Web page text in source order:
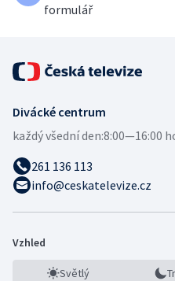
formulář
Divácké centrum
každý všední den:8:00—16:00
261 136 113
info@ceskatelevize.cz
Vzhled
Světlý